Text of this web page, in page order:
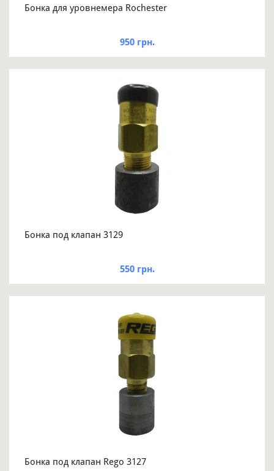
Бонка для уровнемера Rochester
950 грн.
Бонка под клапан 3129
550 грн.
Бонка под клапан Rego 3127